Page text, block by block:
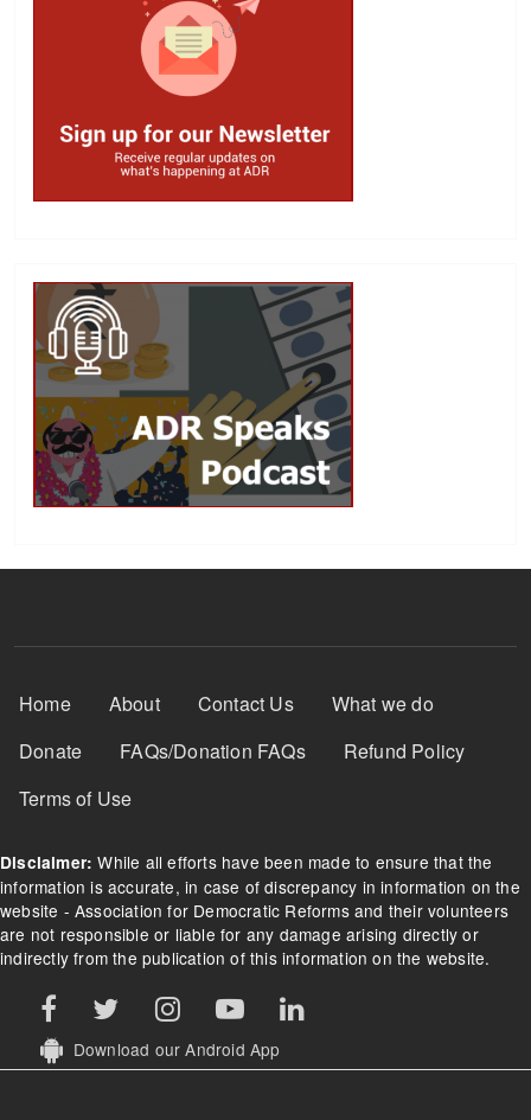
Footer Menu
Home About Contact Us
What we do
Donate
FAQs/Donation FAQs
Refund Policy
Terms of Use
Disclaimer: While all efforts have been made to ensure that the
information is accurate, in case of discrepancy in information on the
website - Association for Democratic Reforms and their volunteers
are not responsible or liable for any damage arising directly or
indirectly from the publication of this information on the website.
Download our Android App